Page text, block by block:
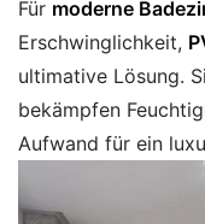
Für moderne
Erschwinglichkeit,
ultimative Lösung.
bekämpfen
Aufwand für ein